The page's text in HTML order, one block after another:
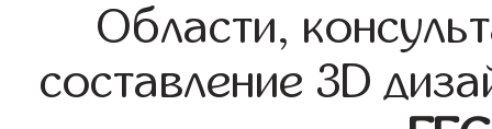
Области,
составление 3D